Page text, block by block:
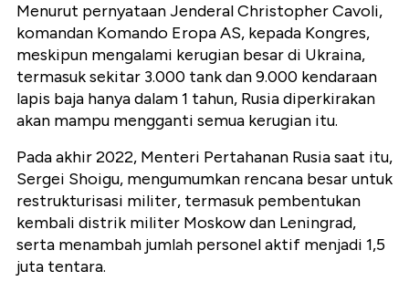
Menurut pernyataan Jenderal Christopher Cavoli,
komandan Komando Eropa AS, kepada Kongres,
meskipun mengalami kerugian besar di Ukraina,
termasuk sekitar 3.000 tank dan 9.000 kendaraan
lapis baja hanya dalam 1 tahun, Rusia diperkirakan
akan mampu mengganti semua kerugian itu.
Pada akhir 2022, Menteri Pertahanan Rusia saat itu,
Sergei Shoigu, mengumumkan rencana besar untuk
restrukturisasi militer, termasuk pembentukan
kembali distrik militer Moskow dan Leningrad,
serta menambah jumlah personel aktif menjadi 1,5
juta tentara.